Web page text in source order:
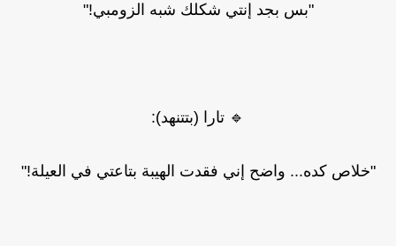
"بس بجد إنتي شكلك شبه الزومبي!"
🔹 تارا (بتتنهد):
"خلاص كده... واضح إني فقدت الهيبة بتاعتي في العيلة!"